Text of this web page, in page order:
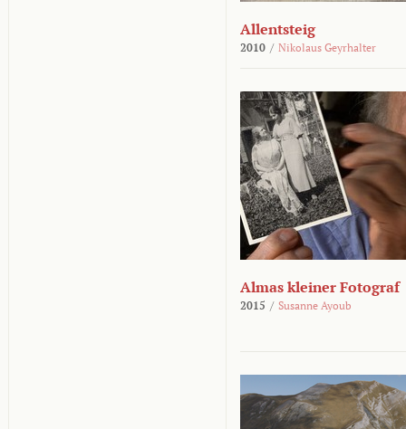
Allentsteig
2010 / Nikolaus Geyrhalter
Almas kleiner Fotograf
2015 / Susanne Ayoub